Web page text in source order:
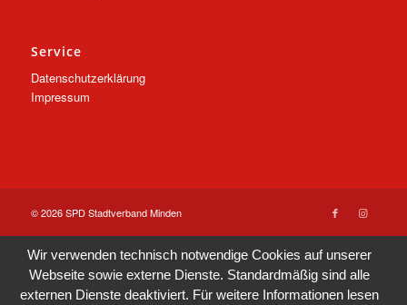
Service
Datenschutzerklärung
Impressum
© 2026 SPD Stadtverband Minden
Wir verwenden technisch notwendige Cookies auf unserer
Webseite sowie externe Dienste. Standardmäßig sind alle
externen Dienste deaktiviert. Für weitere Informationen lesen